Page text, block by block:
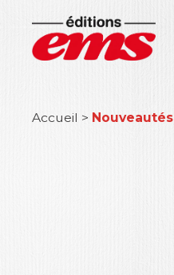
Accueil > Nouveautés